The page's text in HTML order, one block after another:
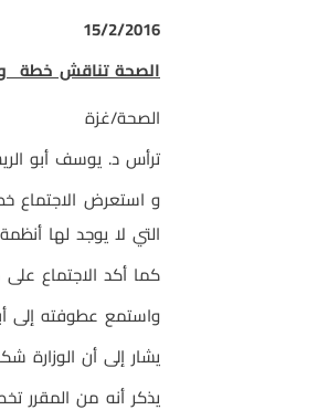
15/2/2016
الصحة تناقش خطة
الصحة/غزة
ترأس د. يوسف أبو الريش وكيل
و استعرض الاجتماع
التي لا يوجد لها
كما أكد الاجتماع على
واستمع عطوفته إلى
يشار إلى أن الوزارة
يذكر أنه من المقرر